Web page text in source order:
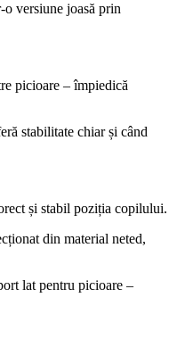
versiune joasă prin
picioare – împiedică
stabilitate chiar și când
și stabil poziția copilului.
din material neted,
lat pentru picioare –